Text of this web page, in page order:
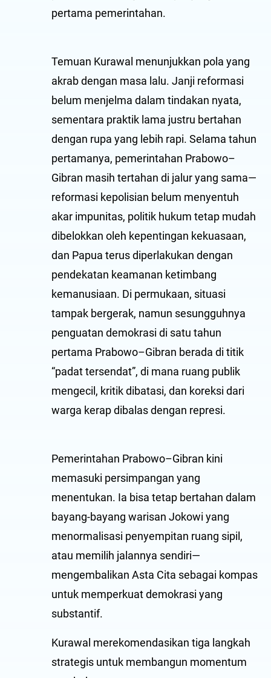
pertama pemerintahan.
Temuan Kurawal menunjukkan pola yang
akrab dengan masa lalu. Janji reformasi
belum menjelma dalam tindakan nyata,
sementara praktik lama justru bertahan
dengan rupa yang lebih rapi. Selama tahun
pertamanya, pemerintahan Prabowo–
Gibran masih tertahan di jalur yang sama—
reformasi kepolisian belum menyentuh
akar impunitas, politik hukum tetap mudah
dibelokkan oleh kepentingan kekuasaan,
dan Papua terus diperlakukan dengan
pendekatan keamanan ketimbang
kemanusiaan. Di permukaan, situasi
tampak bergerak, namun sesungguhnya
penguatan demokrasi di satu tahun
pertama Prabowo–Gibran berada di titik
“padat tersendat”, di mana ruang publik
mengecil, kritik dibatasi, dan koreksi dari
warga kerap dibalas dengan represi.
Pemerintahan Prabowo–Gibran kini
memasuki persimpangan yang
menentukan. Ia bisa tetap bertahan dalam
bayang-bayang warisan Jokowi yang
menormalisasi penyempitan ruang sipil,
atau memilih jalannya sendiri—
mengembalikan Asta Cita sebagai kompas
untuk memperkuat demokrasi yang
substantif.
Kurawal merekomendasikan tiga langkah
strategis untuk membangun momentum